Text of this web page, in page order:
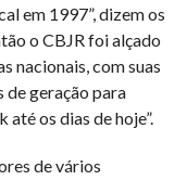
em 1997”, dizem os
o CBJR foi alçado
nacionais, com suas
de geração para
os dias de hoje”.
de vários